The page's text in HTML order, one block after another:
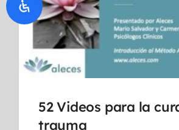
52 Videos para la
trauma